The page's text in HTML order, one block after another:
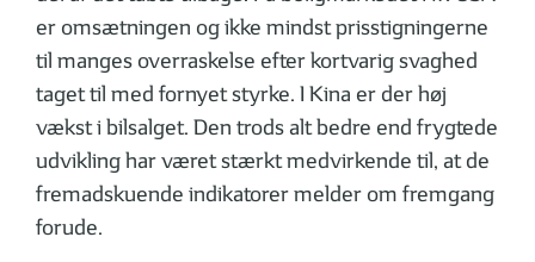
er omsætningen og ikke mindst prisstigningerne
til manges overraskelse efter kortvarig svaghed
taget til med fornyet styrke. I Kina er der høj
vækst i bilsalget. Den trods alt bedre end frygtede
udvikling har været stærkt medvirkende til, at de
fremadskuende indikatorer melder om fremgang
forude.